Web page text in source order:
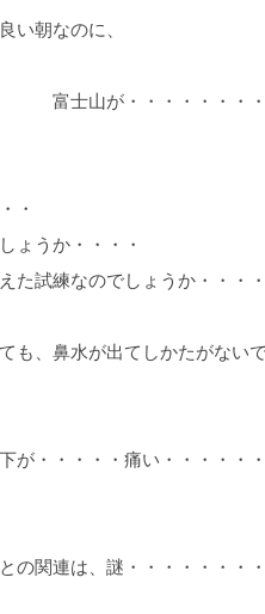
い朝なのに、
・・・・・
・
か・・・・
でしょうか・・・・
水が出てしかたがない
い・・・・・・
、謎・・・・・・・・